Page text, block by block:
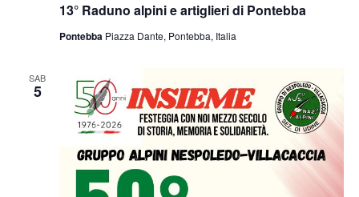
13° Raduno alpini e artiglieri di Pontebba
Pontebba Piazza Dante, Pontebba, Italia
SAB
5